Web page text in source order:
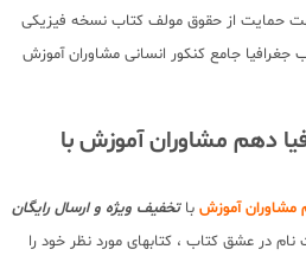
حمایت از حقوق مولف کتاب نسخه فیزیکی
جغرافیا جامع کنکور انسانی مشاوران آموزش
دهم مشاوران آموزش با
مشاوران آموزش باتخفیف ویژه و ارسال رایگان
در عشق کتاب ، کتابهای مورد نظر خود را